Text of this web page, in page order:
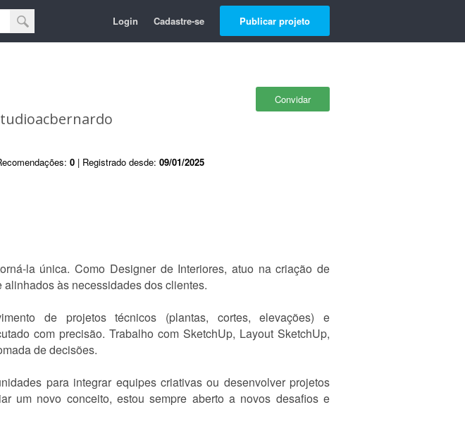
Login Cadastre-se Publicar projeto
Convidar
0 | Registrado desde: 09/01/2025
la única. Como Designer de Interiores, atuo na criação de
às necessidades dos clientes.
de projetos técnicos (plantas, cortes, elevações) e
com precisão. Trabalho com SketchUp, Layout SketchUp,
de decisões.
para integrar equipes criativas ou desenvolver projetos
um novo conceito, estou sempre aberto a novos desafios e